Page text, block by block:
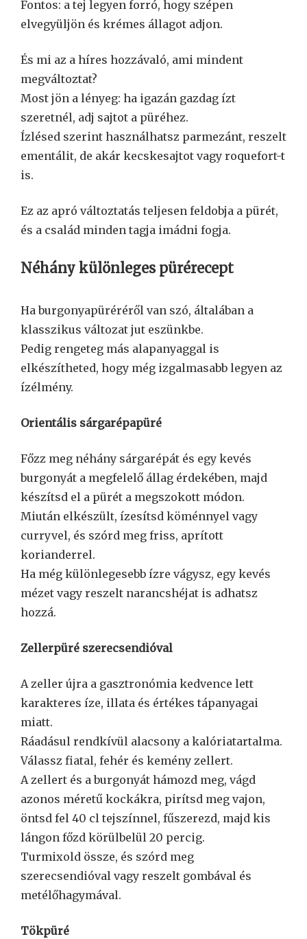
Fontos: a tej legyen forró, hogy szépen
elvegyüljön és krémes állagot adjon.
És mi az a híres hozzávaló, ami mindent
megváltoztat?
Most jön a lényeg: ha igazán gazdag ízt
szeretnél, adj sajtot a püréhez.
Ízlésed szerint használhatsz parmezánt, reszelt
ementálit, de akár kecskesajtot vagy roquefort-t
is.
Ez az apró változtatás teljesen feldobja a pürét,
és a család minden tagja imádni fogja.
Néhány különleges pürérecept
Ha burgonyapüréréről van szó, általában a
klasszikus változat jut eszünkbe.
Pedig rengeteg más alapanyaggal is
elkészítheted, hogy még izgalmasabb legyen az
ízélmény.
Orientális sárgarépapüré
Főzz meg néhány sárgarépát és egy kevés
burgonyát a megfelelő állag érdekében, majd
készítsd el a pürét a megszokott módon.
Miután elkészült, ízesítsd köménnyel vagy
curryvel, és szórd meg friss, aprított
korianderrel.
Ha még különlegesebb ízre vágysz, egy kevés
mézet vagy reszelt narancshéjat is adhatsz
hozzá.
Zellerpüré szerecsendióval
A zeller újra a gasztronómia kedvence lett
karakteres íze, illata és értékes tápanyagai
miatt.
Ráadásul rendkívül alacsony a kalóriatartalma.
Válassz fiatal, fehér és kemény zellert.
A zellert és a burgonyát hámozd meg, vágd
azonos méretű kockákra, pirítsd meg vajon,
öntsd fel 40 cl tejszínnel, fűszerezd, majd kis
lángon főzd körülbelül 20 percig.
Turmixold össze, és szórd meg
szerecsendióval vagy reszelt gombával és
metélőhagymával.
Tökpüré